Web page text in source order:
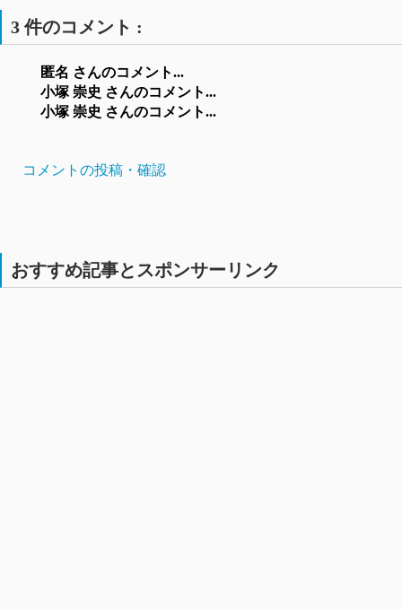
3 件のコメント :
匿名 さんのコメント...
小塚 崇史 さんのコメント...
小塚 崇史 さんのコメント...
コメントの投稿・確認
おすすめ記事とスポンサーリンク